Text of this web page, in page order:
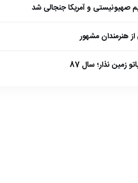
و آمریکا جنجالی شد
هنرمندان مشهور
نذار؛ سال 87